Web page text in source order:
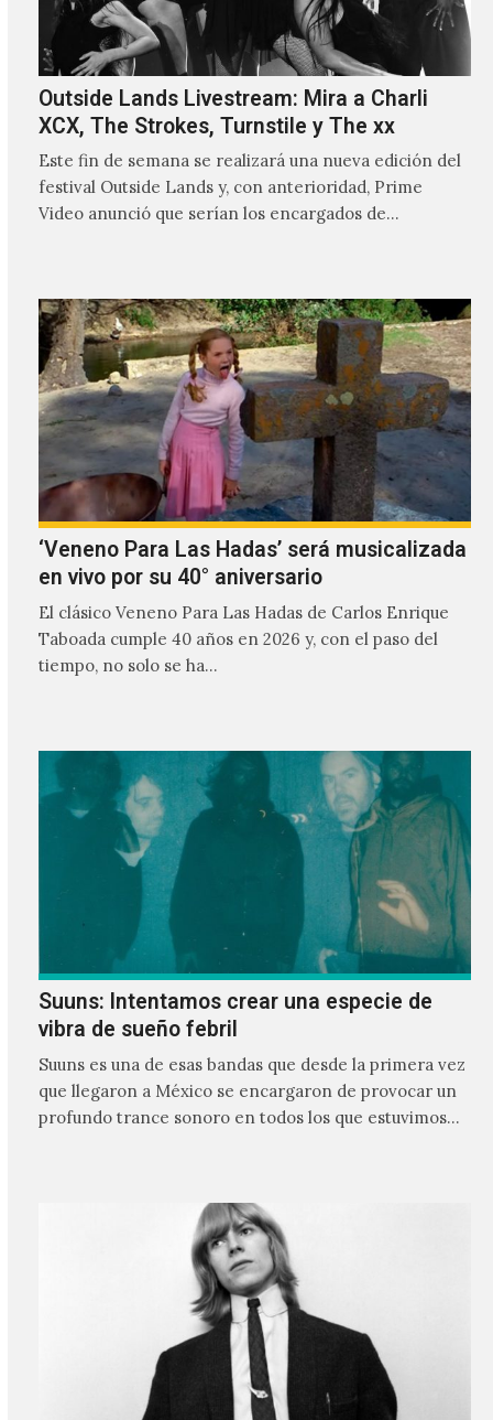
Outside Lands Livestream: Mira a Charli
XCX, The Strokes, Turnstile y The xx
Este fin de semana se realizará una nueva edición del
festival Outside Lands y, con anterioridad, Prime
Video anunció que serían los encargados de
‘Veneno Para Las Hadas’ será musicalizada
en vivo por su 40° aniversario
El clásico Veneno Para Las Hadas de Carlos Enrique
Taboada cumple 40 años en 2026 y, con el paso del
tiempo, no solo se ha…
Suuns: Intentamos crear una especie de
vibra de sueño febril
Suuns es una de esas bandas que desde la primera vez
que llegaron a México se encargaron de provocar un
profundo trance sonoro en todos los que estuvimos